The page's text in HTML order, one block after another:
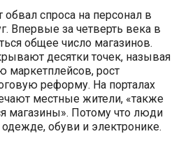
спроса на персонал в
Впервые за четверть века в
общее число магазинов.
десятки точек, называя
маркетплейсов, рост
реформу. На порталах
местные жители, «также
магазины». Потому что люди
обуви и электронике.